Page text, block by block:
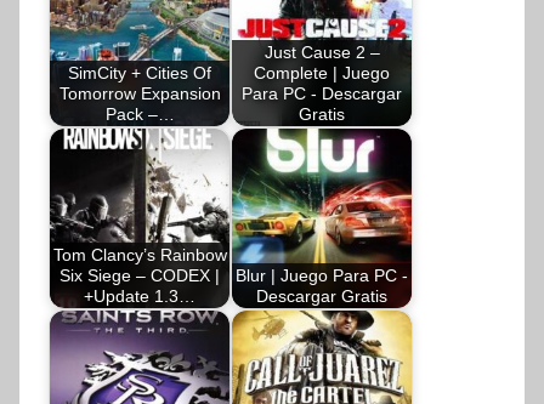
SimCity + Cities Of
Tomorrow Expansion
Pack –…
Just Cause 2 –
Complete | Juego
Para PC - Descargar
Gratis
Tom Clancy’s Rainbow
Six Siege – CODEX |
+Update 1.3…
Blur | Juego Para PC -
Descargar Gratis